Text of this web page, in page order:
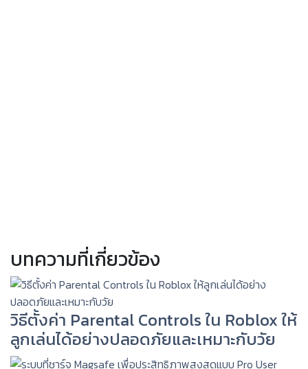
บทความที่เกี่ยวข้อง
วิธีตั้งค่า Parental Controls ใน Roblox ให้
ลูกเล่นได้อย่างปลอดภัยและเหมาะกับวัย